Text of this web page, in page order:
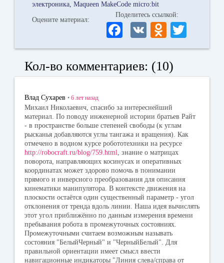
электроника Maqueen MakeCode micro:bit
Оцените материал:
Поделитесь ссылкой:
Fa
ce
bo
ok
V
K
O
dn
ok
la
ni
ki
wi
r
Кол-во комментариев: (10)
Влад Сухарев • 6 лет назад
Михаил Николаевич, спасибо за интереснейший
материал. По поводу инженерной истории братьев Райт
- в пространстве больше степеней свободы (к углам
рысканья добавляются углы тангажа и вращения). Как
отмечено в водном курсе робототехники на ресурсе
http://robocraft.ru/blog/759.html, знание о матрицах
поворота, направляющих косинусах и оперативных
координатах может здорово помочь в понимании
прямого и инверсного преобразования для описания
кинематики манипулятора. В контексте движения на
плоскости остаётся один существенный параметр - угол
отклонения от тренда вдоль линии. Наша идея вычислять
этот угол приближённо по данным измерения времени
пребывания робота в промежуточных состояниях.
Промежуточными считаем возможным называть
состояния "БелыйЧерный" и "ЧерныйБелый". Для
правильной ориентации имеет смысл ввести
навигационные индикаторы "Линия слева/справа от